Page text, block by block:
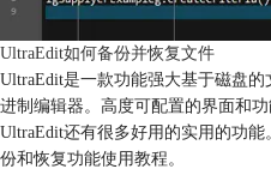
UltraEdit如何备份并恢复文件
UltraEdit是一款功能强大基于磁盘
进制编辑器。高度可配置的界面和
UltraEdit还有很多好用的实用的功
份和恢复功能使用教程。